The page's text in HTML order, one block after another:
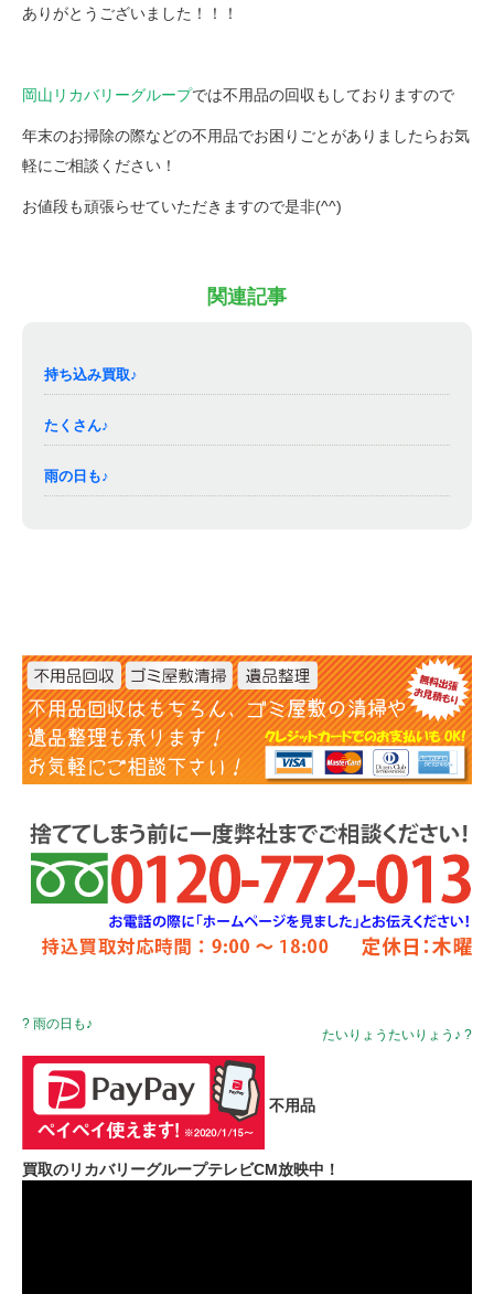
ありがとうございました！！！
岡山リカバリーグループでは不用品の回収もしておりますので
年末のお掃除の際などの不用品でお困りごとがありましたらお気
軽にご相談ください！
お値段も頑張らせていただきますので是非(^^)
関連記事
持ち込み買取♪
たくさん♪
雨の日も♪
? 雨の日も♪
たいりょうたいりょう♪ ?
不用品
買取のリカバリーグループテレビCM放映中！